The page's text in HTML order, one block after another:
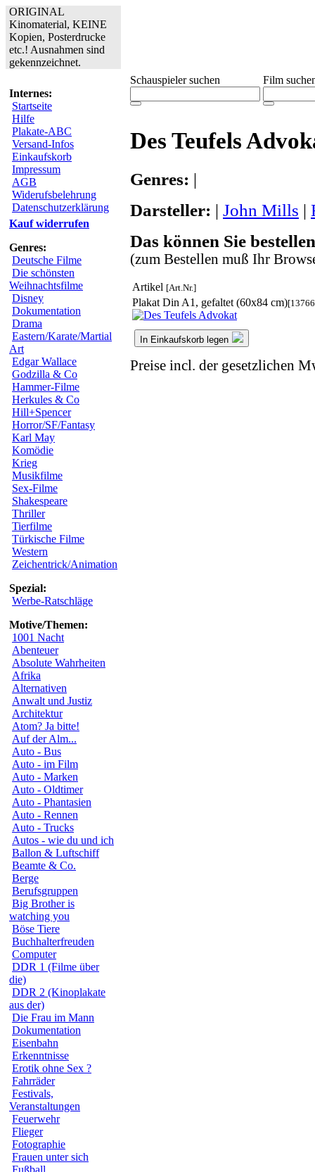
ORIGINAL
Kinomaterial, KEINE
Kopien, Posterdrucke
etc.! Ausnahmen sind
gekennzeichnet.
Internes:
Startseite
Hilfe
Plakate-ABC
Versand-Infos
Einkaufskorb
Impressum
AGB
Widerufsbelehrung
Datenschutzerklärung
Kauf widerrufen
Genres:
Deutsche Filme
Die schönsten
Weihnachtsfilme
Disney
Dokumentation
Drama
Eastern/Karate/Martial
Art
Edgar Wallace
Godzilla & Co
Hammer-Filme
Herkules & Co
Hill+Spencer
Horror/SF/Fantasy
Karl May
Komödie
Krieg
Musikfilme
Sex-Filme
Shakespeare
Thriller
Tierfilme
Türkische Filme
Western
Zeichentrick/Animation
Spezial:
Werbe-Ratschläge
Motive/Themen:
1001 Nacht
Abenteuer
Absolute Wahrheiten
Afrika
Alternativen
Anwalt und Justiz
Architektur
Atom? Ja bitte!
Auf der Alm...
Auto - Bus
Auto - im Film
Auto - Marken
Auto - Oldtimer
Auto - Phantasien
Auto - Rennen
Auto - Trucks
Autos - wie du und ich
Ballon & Luftschiff
Beamte & Co.
Berge
Berufsgruppen
Big Brother is
watching you
Böse Tiere
Buchhalterfreuden
Computer
DDR 1 (Filme über
die)
DDR 2 (Kinoplakate
aus der)
Die Frau im Mann
Dokumentation
Eisenbahn
Erkenntnisse
Erotik ohne Sex ?
Fahrräder
Festivals,
Veranstaltungen
Feuerwehr
Flieger
Fotographie
Frauen unter sich
Fußball
Schauspieler suchen Film
Des Teufels
Genres: |
Darsteller: | John Mills |
Das können Sie
(zum Bestellen muß Ihr
Artikel [Art.Nr.]
Plakat Din A1, gefaltet (60x84 cm)
In Einkaufskorb legen
Preise incl. der gesetzlichen